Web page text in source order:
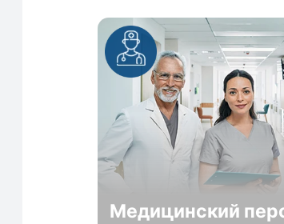
Медицинский